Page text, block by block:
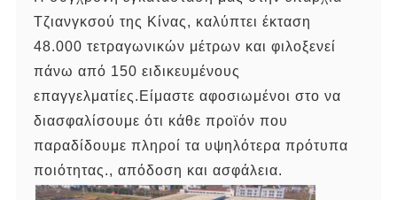
Τζιανγκσού της Κίνας, καλύπτει έκταση
48.000 τετραγωνικών μέτρων και φιλοξενεί
πάνω από 150 ειδικευμένους
επαγγελματίες.Είμαστε αφοσιωμένοι στο να
διασφαλίσουμε ότι κάθε προϊόν που
παραδίδουμε πληροί τα υψηλότερα πρότυπα
ποιότητας., απόδοση και ασφάλεια.